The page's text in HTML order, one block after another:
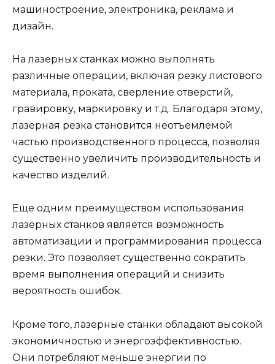
машиностроение, электроника, реклама и
дизайн.
На лазерных станках можно выполнять
различные операции, включая резку листового
материала, проката, сверление отверстий,
гравировку, маркировку и т.д. Благодаря этому,
лазерная резка становится неотъемлемой
частью производственного процесса, позволяя
существенно увеличить производительность и
качество изделий.
Еще одним преимуществом использования
лазерных станков является возможность
автоматизации и программирования процесса
резки. Это позволяет существенно сократить
время выполнения операций и снизить
вероятность ошибок.
Кроме того, лазерные станки обладают высокой
экономичностью и энергоэффективностью.
Они потребляют меньше энергии по